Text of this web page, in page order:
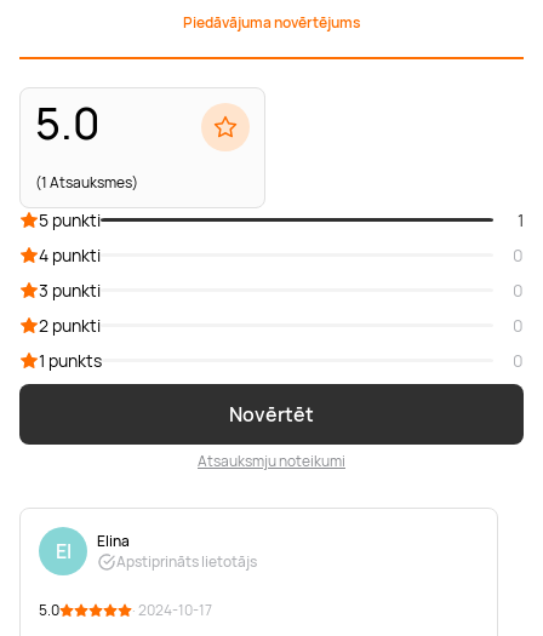
Piedāvājuma novērtējums
5.0
(1 Atsauksmes)
Novērtēt
Atsauksmju noteikumi
5 punkti
1
4 punkti
0
3 punkti
0
2 punkti
0
1 punkts
0
El
Elina
Apstiprināts lietotājs
5.0 · 2024-10-17